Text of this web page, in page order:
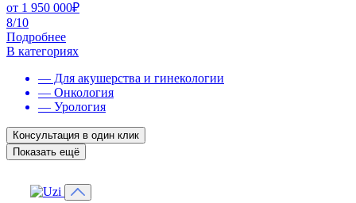
от 1 950 000₽
8/10
Подробнее
В категориях
— Для акушерства и гинекологии
— Онкология
— Урология
Консультация в один клик
Показать ещё